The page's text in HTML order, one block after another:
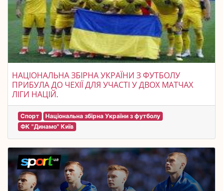
НАЦІОНАЛЬНА ЗБІРНА УКРАЇНИ З ФУТБОЛУ
ПРИБУЛА ДО ЧЕХІЇ ДЛЯ УЧАСТІ У ДВОХ МАТЧАХ
ЛІГИ НАЦІЙ.
Спорт
Національна збірна України з футболу
ФК "Динамо" Київ